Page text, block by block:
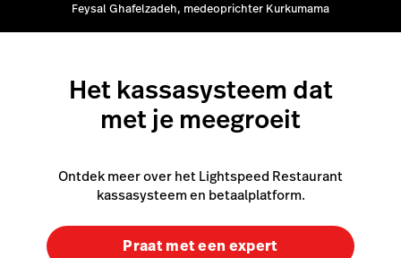
Feysal Ghafelzadeh, medeoprichter Kurkumama
Het kassasysteem dat
met je meegroeit
Ontdek meer over het Lightspeed Restaurant
kassasysteem en betaalplatform.
Praat met een expert